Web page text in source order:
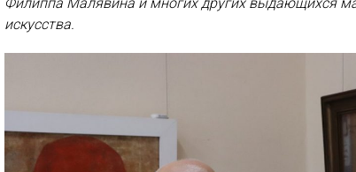
искусства.